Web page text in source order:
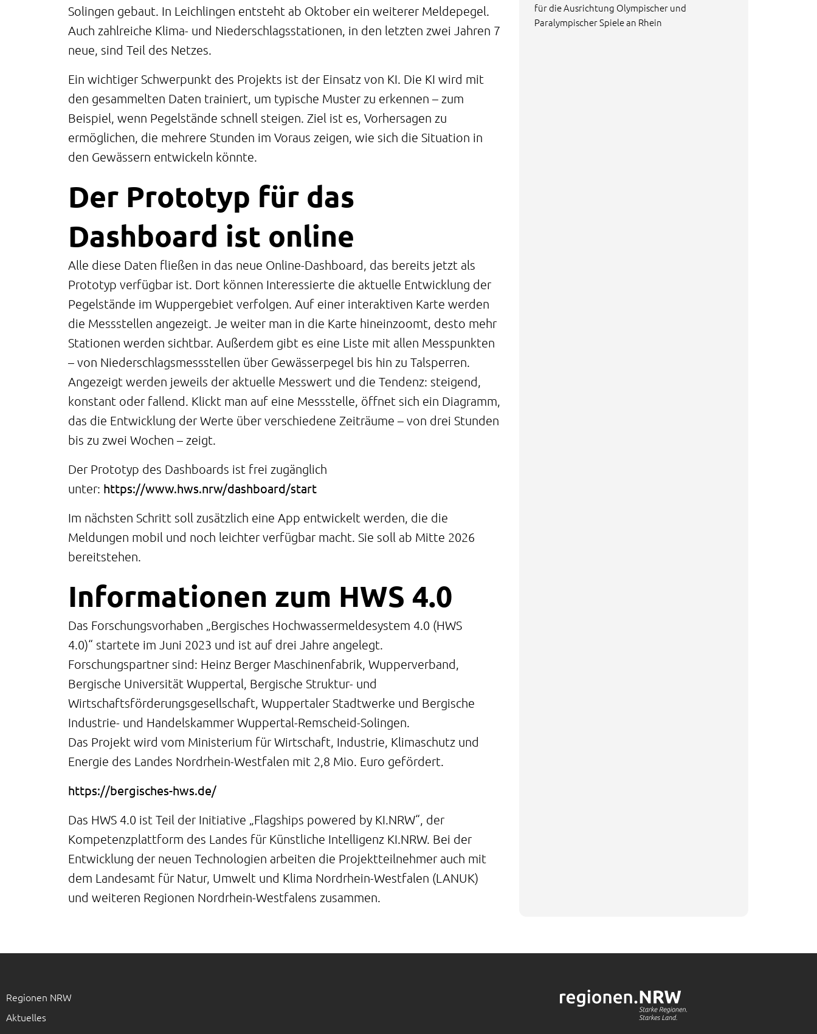
Solingen gebaut. In Leichlingen entsteht ab Oktober ein weiterer Meldepegel.
Auch zahlreiche Klima- und Niederschlagsstationen, in den letzten zwei Jahren 7
neue, sind Teil des Netzes.
Ein wichtiger Schwerpunkt des Projekts ist der Einsatz von KI. Die KI wird mit
den gesammelten Daten trainiert, um typische Muster zu erkennen – zum
Beispiel, wenn Pegelstände schnell steigen. Ziel ist es, Vorhersagen zu
ermöglichen, die mehrere Stunden im Voraus zeigen, wie sich die Situation in
den Gewässern entwickeln könnte.
Der Prototyp für das
Dashboard ist online
Alle diese Daten fließen in das neue Online-Dashboard, das bereits jetzt als
Prototyp verfügbar ist. Dort können Interessierte die aktuelle Entwicklung der
Pegelstände im Wuppergebiet verfolgen. Auf einer interaktiven Karte werden
die Messstellen angezeigt. Je weiter man in die Karte hineinzoomt, desto mehr
Stationen werden sichtbar. Außerdem gibt es eine Liste mit allen Messpunkten
– von Niederschlagsmessstellen über Gewässerpegel bis hin zu Talsperren.
Angezeigt werden jeweils der aktuelle Messwert und die Tendenz: steigend,
konstant oder fallend. Klickt man auf eine Messstelle, öffnet sich ein Diagramm,
das die Entwicklung der Werte über verschiedene Zeiträume – von drei Stunden
bis zu zwei Wochen – zeigt.
Der Prototyp des Dashboards ist frei zugänglich
unter: https://www.hws.nrw/dashboard/start
Im nächsten Schritt soll zusätzlich eine App entwickelt werden, die die
Meldungen mobil und noch leichter verfügbar macht. Sie soll ab Mitte 2026
bereitstehen.
Informationen zum HWS 4.0
Das Forschungsvorhaben „Bergisches Hochwassermeldesystem 4.0 (HWS
4.0)“ startete im Juni 2023 und ist auf drei Jahre angelegt.
Forschungspartner sind: Heinz Berger Maschinenfabrik, Wupperverband,
Bergische Universität Wuppertal, Bergische Struktur- und
Wirtschaftsförderungsgesellschaft, Wuppertaler Stadtwerke und Bergische
Industrie- und Handelskammer Wuppertal-Remscheid-Solingen.
Das Projekt wird vom Ministerium für Wirtschaft, Industrie, Klimaschutz und
Energie des Landes Nordrhein-Westfalen mit 2,8 Mio. Euro gefördert.
https://bergisches-hws.de/
Das HWS 4.0 ist Teil der Initiative „Flagships powered by KI.NRW“, der
Kompetenzplattform des Landes für Künstliche Intelligenz KI.NRW. Bei der
Entwicklung der neuen Technologien arbeiten die Projektteilnehmer auch mit
dem Landesamt für Natur, Umwelt und Klima Nordrhein-Westfalen (LANUK)
und weiteren Regionen Nordrhein-Westfalens zusammen.
für die Ausrichtung Olympischer und
Paralympischer Spiele an Rhein
Regionen NRW
Aktuelles